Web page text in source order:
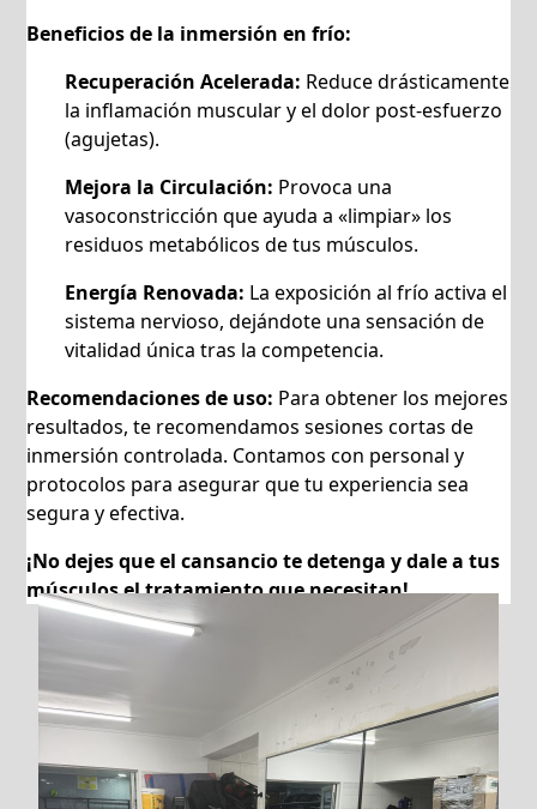
Beneficios de la inmersión en frío:
Recuperación Acelerada: Reduce drásticamente
la inflamación muscular y el dolor post-esfuerzo
(agujetas).
Mejora la Circulación: Provoca una
vasoconstricción que ayuda a «limpiar» los
residuos metabólicos de tus músculos.
Energía Renovada: La exposición al frío activa el
sistema nervioso, dejándote una sensación de
vitalidad única tras la competencia.
Recomendaciones de uso: Para obtener los mejores
resultados, te recomendamos sesiones cortas de
inmersión controlada. Contamos con personal y
protocolos para asegurar que tu experiencia sea
segura y efectiva.
¡No dejes que el cansancio te detenga y dale a tus
músculos el tratamiento que necesitan!